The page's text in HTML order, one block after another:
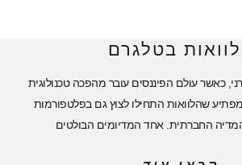
בטלגרם
כאשר עולם הפיננסים עובר מהפכה טכנולוגית
שהלוואות התחילו לצוץ גם בפלטפורמות
החברתית. אחד המדיומים הבולטים